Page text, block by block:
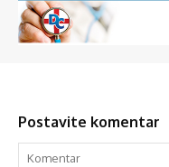
Postavite komentar